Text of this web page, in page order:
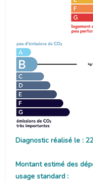
Diagnostic réalisé le :
Montant estimé des
usage standard :